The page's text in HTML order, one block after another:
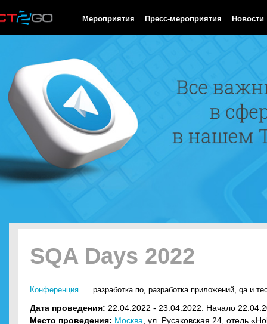
Мероприятия Пресс-мероприятия Новости
SQA Days 2022
Конференция разработка по, разработка приложений, qa и
Дата проведения: 22.04.2022 - 23.04.2022. Начало
Место проведения: Москва , ул. Русаковская 24, отель